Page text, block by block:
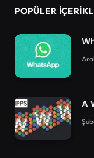
POPÜLER
A